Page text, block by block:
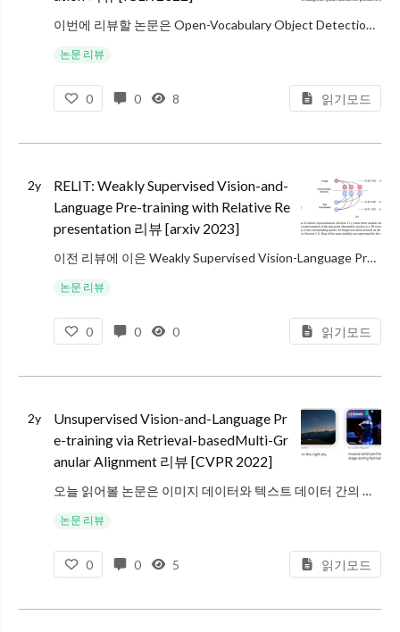
이번에 리뷰할 논문은 Open-Vocabulary Object Detection이라는 task를 제안한 논문입니다. 본 논문에서는 Object Detector가 검출 가능한 객체의 종류를 늘리기 위해 학습 데이터에 포함된 객체의
논문 리뷰
0 0 8 읽기모드
2y
RELIT: Weakly Supervised Vision-and-
Language Pre-training with Relative Re
presentation 리뷰 [arxiv 2023]
이전 리뷰에 이은 Weakly Supervised Vision-Language Pretraining (WVLP) 논문 리뷰입니다. 칭화대에서 작성된 논문이며 코드는 공개할 예정인지 논문에 링크만 달려있네요. 본 논문에서는 기존 W
논문 리뷰
0 0 0 읽기모드
2y
Unsupervised Vision-and-Language Pr
e-training via Retrieval-basedMulti-Gr
anular Alignment 리뷰 [CVPR 2022]
오늘 읽어볼 논문은 이미지 데이터와 텍스트 데이터 간의 연관 정보가 주어지지 않은 상황에서 모달 간 정합을 수행하는 Weakly Supervised Vision and Language Pre-training (WVLP) 관련 논문
논문 리뷰
0 0 5 읽기모드